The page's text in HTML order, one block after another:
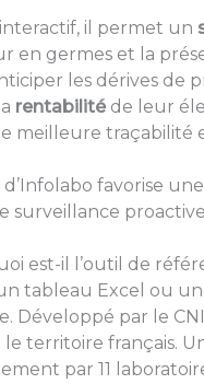
il permet un
en germes et la
les dérives
rentabilitéde leur
meilleure
d’Infolabo favorise
surveillance
est-il l’outil de
tableau Excel ou
par le
le territoire français.
par 11